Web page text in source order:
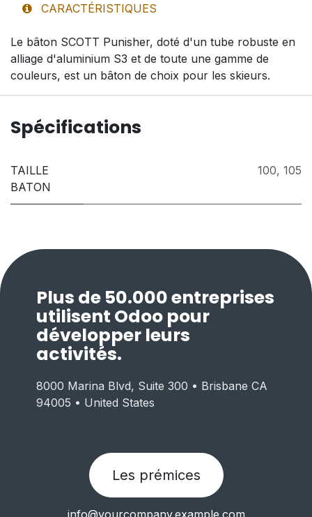
CARACTÉRISTIQUES
Le bâton SCOTT Punisher, doté d'un tube robuste en
alliage d'aluminium S3 et de toute une gamme de
couleurs, est un bâton de choix pour les skieurs.
Spécifications
TAILLE
BATON
100, 105
Plus de 50.000 entreprises
utilisent Odoo pour
développer leurs
activités.
Les prémices
8000 Marina Blvd, Suite 300 • Brisbane CA
94005 • United States
info@yourcompany.example.com